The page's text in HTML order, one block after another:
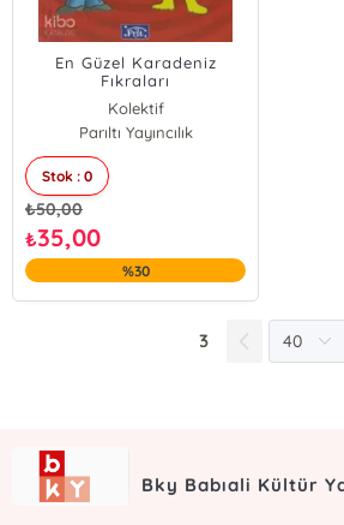
En Güzel Karadeniz
Fıkraları
Kolektif
Parıltı Yayıncılık
Stok : 0
₺50,00
₺35,00
%30
3
Bky Babıali Kültür